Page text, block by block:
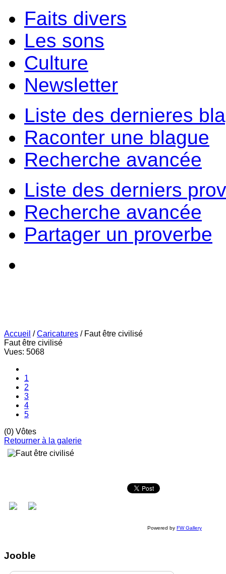
Faits divers
Les sons
Culture
Newsletter
Liste des dernieres
Raconter une blague
Recherche avancée
Liste des derniers
Recherche avancée
Partager un proverbe
Accueil /Caricatures / Faut être civilisé
Faut être civilisé
Vues: 5068
1
2
3
4
5
(0) Vôtes
Retourner à la galerie
Powered by FW Gallery
Jooble